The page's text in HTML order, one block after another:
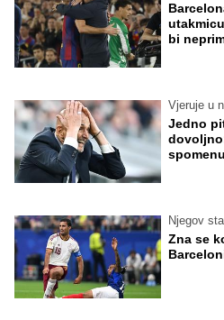
bi
Vjeruje u
Jedno
Njegov
Zna se